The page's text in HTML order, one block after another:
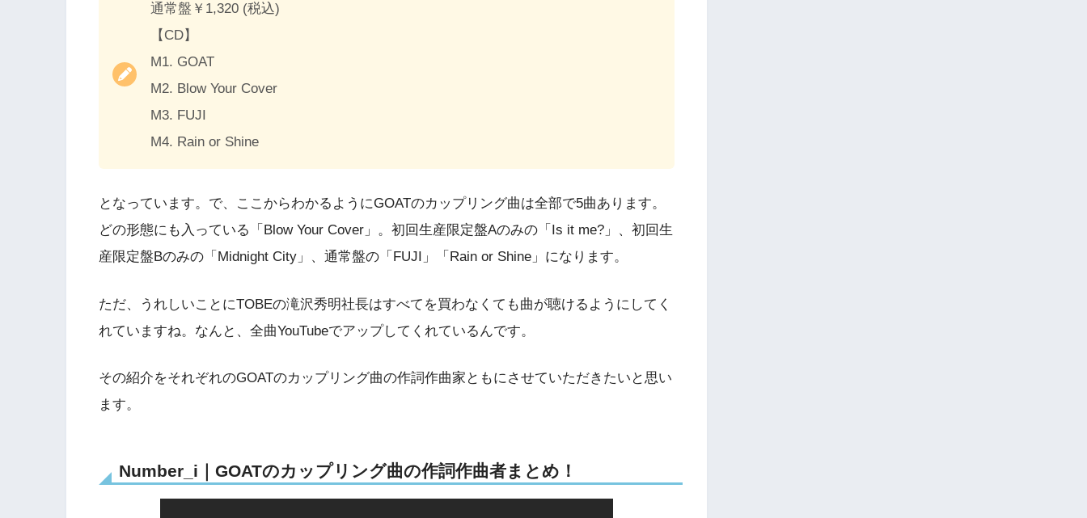
通常盤￥1,320 (税込)
【CD】
M1. GOAT
M2. Blow Your Cover
M3. FUJI
M4. Rain or Shine
となっています。で、ここからわかるようにGOATのカップリング曲は全部で5曲あります。
どの形態にも入っている「Blow Your Cover」。初回生産限定盤Aのみの「Is it me?」、初回生
産限定盤Bのみの「Midnight City」、通常盤の「FUJI」「Rain or Shine」になります。
ただ、うれしいことにTOBEの滝沢秀明社長はすべてを買わなくても曲が聴けるようにしてく
れていますね。なんと、全曲YouTubeでアップしてくれているんです。
その紹介をそれぞれのGOATのカップリング曲の作詞作曲家ともにさせていただきたいと思い
ます。
Number_i｜GOATのカップリング曲の作詞作曲者まとめ！